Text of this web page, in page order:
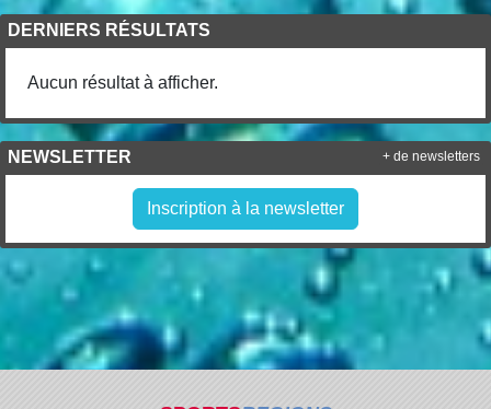
DERNIERS RÉSULTATS
Aucun résultat à afficher.
NEWSLETTER
Inscription à la newsletter
+ de newsletters